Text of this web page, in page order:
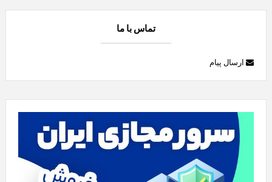
تماس با ما
ارسال پیام